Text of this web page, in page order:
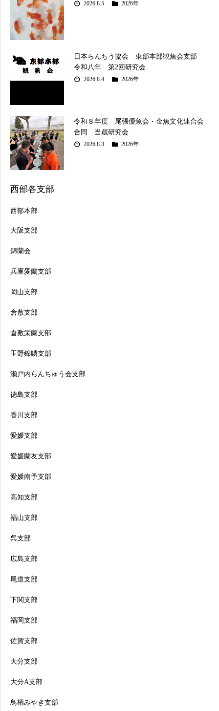
2026.8.5 2026年
日本らんちう協会 東部本部観魚会支部
令和八年 第2回研究会
2026.8.4 2026年
令和８年度 尾張優魚会・金魚文化連合会
合同 当歳研究会
2026.8.3 2026年
西部各支部
西部本部
大阪支部
錦蘭会
兵庫愛蘭支部
岡山支部
倉敷支部
倉敷栄蘭支部
玉野錦鱗支部
瀬戸内らんちゅう会支部
徳島支部
香川支部
愛媛支部
愛媛蘭友支部
愛媛南予支部
高知支部
福山支部
呉支部
広島支部
尾道支部
下関支部
福岡支部
佐賀支部
大分支部
大分A支部
鳥栖みやき支部